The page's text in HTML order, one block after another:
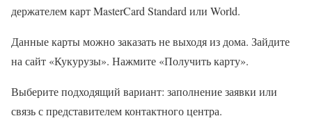
держателем карт MasterCard Standаrd или World.
Данные карты можно заказать не выходя из дома. Зайдите
на сайт «Кукурузы». Нажмите «Получить карту».
Выберите подходящий вариант: заполнение заявки или
связь с представителем контактного центра.